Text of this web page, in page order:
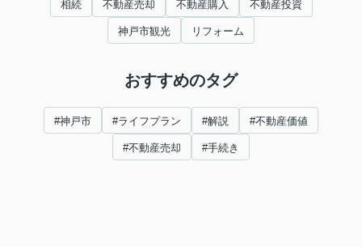
相続 不動産売却 不動産購入 不動産投資
神戸市観光 リフォーム
おすすめのタグ
#神戸市 #ライフプラン #解説 #不動産価値
#不動産売却 #手続き